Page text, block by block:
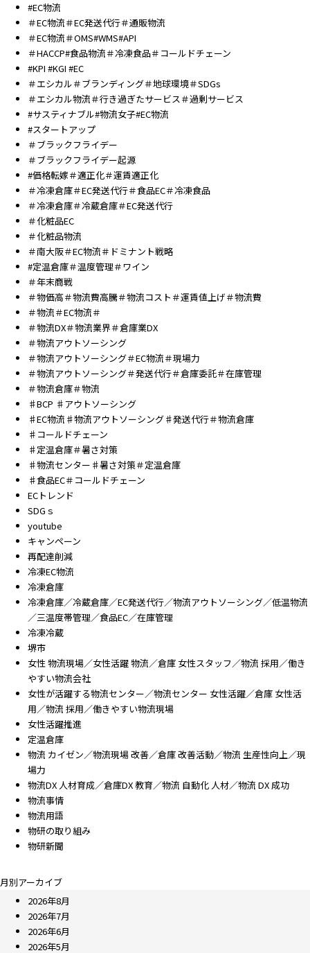
#EC物流
＃EC物流＃EC発送代行＃通販物流
＃EC物流＃OMS#WMS#API
＃HACCP#食品物流＃冷凍食品＃コールドチェーン
#KPI #KGI #EC
＃エシカル＃ブランディング＃地球環境＃SDGs
＃エシカル物流＃行き過ぎたサービス＃過剰サービス
#サスティナブル#物流女子#EC物流
#スタートアップ
＃ブラックフライデー
＃ブラックフライデー起源
#価格転嫁＃適正化＃運賃適正化
＃冷凍倉庫＃EC発送代行＃食品EC＃冷凍食品
＃冷凍倉庫＃冷蔵倉庫＃EC発送代行
＃化粧品EC
＃化粧品物流
＃南大阪＃EC物流＃ドミナント戦略
#定温倉庫＃温度管理＃ワイン
＃年末商戦
＃物価高＃物流費高騰＃物流コスト＃運賃値上げ＃物流費
＃物流＃EC物流＃
＃物流DX＃物流業界＃倉庫業DX
＃物流アウトソーシング
＃物流アウトソーシング＃EC物流＃現場力
＃物流アウトソーシング＃発送代行＃倉庫委託＃在庫管理
＃物流倉庫＃物流
♯BCP ♯アウトソーシング
♯EC物流♯物流アウトソーシング♯発送代行＃物流倉庫
♯コールドチェーン
♯定温倉庫＃暑さ対策
♯物流センター♯暑さ対策＃定温倉庫
♯食品EC＃コールドチェーン
ECトレンド
SDGｓ
youtube
キャンペーン
再配達削減
冷凍EC物流
冷凍倉庫
冷凍倉庫／冷蔵倉庫／EC発送代行／物流アウトソーシング／低温物流
／三温度帯管理／食品EC／在庫管理
冷凍冷蔵
堺市
女性 物流現場／女性活躍 物流／倉庫 女性スタッフ／物流 採用／働き
やすい物流会社
女性が活躍する物流センター／物流センター 女性活躍／倉庫 女性活
用／物流 採用／働きやすい物流現場
女性活躍推進
定温倉庫
物流 カイゼン／物流現場 改善／倉庫 改善活動／物流 生産性向上／現
場力
物流DX 人材育成／倉庫DX 教育／物流 自動化 人材／物流 DX 成功
物流事情
物流用語
物研の取り組み
物研新聞
月別アーカイブ
2026年8月
2026年7月
2026年6月
2026年5月